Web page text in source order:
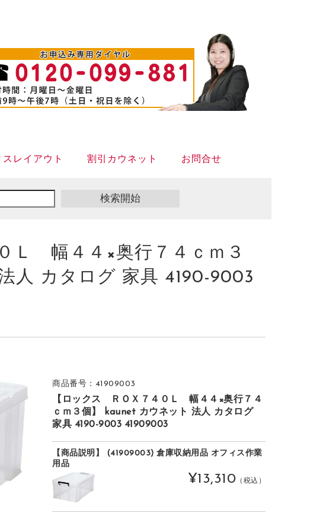
スレイアウト 割引カウネット お問合せ
Ｌ 幅４４×奥行７４ｃｍ３
人 カタログ 家具 4190-9003
商品番号：41909003
【ロックス ＲＯＸ７４０Ｌ 幅４４×奥行７４
ｃｍ３個】 kaunet カウネット 法人 カタログ
家具 4190-9003 41909003
【商品説明】 (41909003) 倉庫収納用品 オフィス作業
用品
¥13,310 （税込）